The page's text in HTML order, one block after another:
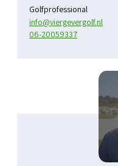
Golfprofessional
info@viergevergolf.nl
06-20059337